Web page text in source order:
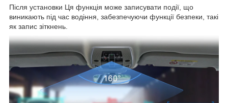
Після установки Ця функція може записувати події, що
виникають під час водіння, забезпечуючи функції безпеки, такі
як запис зіткнень.